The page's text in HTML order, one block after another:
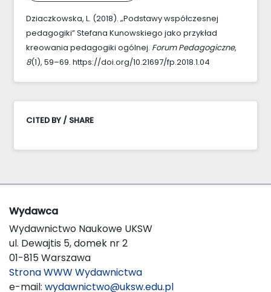
Dziaczkowska, L. (2018). „Podstawy współczesnej
pedagogiki” Stefana Kunowskiego jako przykład
kreowania pedagogiki ogólnej. Forum Pedagogiczne,
8(1), 59–69. https://doi.org/10.21697/fp.2018.1.04
CITED BY / SHARE
Wydawca
Wydawnictwo Naukowe UKSW
ul. Dewajtis 5, domek nr 2
01-815 Warszawa
Strona WWW Wydawnictwa
e-mail: wydawnictwo@uksw.edu.pl